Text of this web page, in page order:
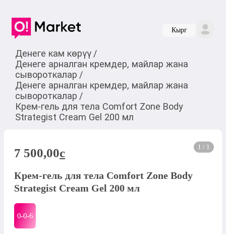
Кырг
Денеге кам көрүү /
Денеге арналган кремдер, майлар жана
сывороткалар /
Денеге арналган кремдер, майлар жана
сывороткалар /
Крем-гель для тела Comfort Zone Body
Strategist Cream Gel 200 мл
1 / 1
7 500,00c
Крем-гель для тела Comfort Zone Body
Strategist Cream Gel 200 мл
0-0-6